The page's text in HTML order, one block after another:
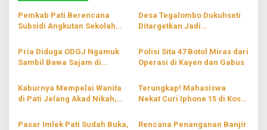
Pemkab Pati Berencana
Subsidi Angkutan Sekolah
Desa Tegalombo Dukuhseti
Ditargetkan Jadi
Modern
Pria Diduga ODGJ Ngamuk
Sambil Bawa Sajam di
Polisi Sita 47 Botol Miras dari
Operasi di Kayen dan Gabus
Kaburnya Mempelai Wanita
di Pati Jelang Akad Nikah,
Ditemukan
Terungkap! Mahasiswa
Nekat Curi Iphone 15 di Kos
Pasar Imlek Pati Sudah Buka,
Rencana Penanganan Banjir